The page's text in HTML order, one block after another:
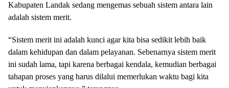
Kabupaten Landak sedang mengemas sebuah sistem antara lain
adalah sistem merit.
“Sistem merit ini adalah kunci agar kita bisa sedikit lebih baik
dalam kehidupan dan dalam pelayanan. Sebenarnya sistem merit
ini sudah lama, tapi karena berbagai kendala, kemudian berbagai
tahapan proses yang harus dilalui memerlukan waktu bagi kita